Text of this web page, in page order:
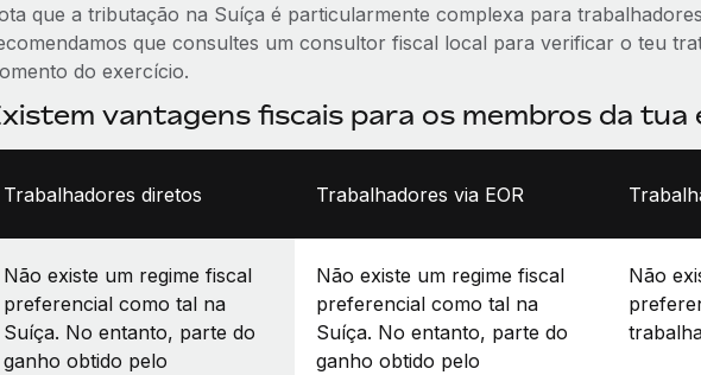
que a tributação na Suíça é particularmente complexa para
que consultes um consultor fiscal local para verificar o teu
do exercício.
vantagens fiscais para os membros da tua
Trabalhadores diretos Trabalhadores via EOR
Não existe um regime fiscal
preferencial como tal na
Suíça. No entanto, parte do
ganho obtido pelo
Não existe um regime fiscal
preferencial como tal na
Suíça. No entanto, parte do
ganho obtido pelo
Não